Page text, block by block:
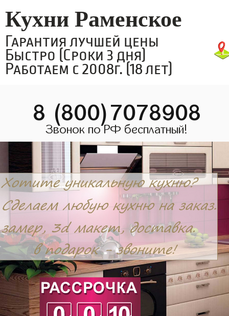
Кухни Раменское
Гарантия лучшей цены
Быстро (Сроки 3 дня)
Работаем с 2008г. (18 лет)
8 (800)7078908
Звонок по РФ бесплатный!